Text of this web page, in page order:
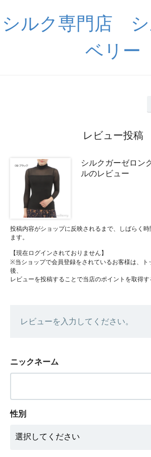
シルク専門店
ベリー
レビュー投稿
シルクガーゼロン
ルのレビュー
投稿内容がショップに反映されるまで、しばらく
ます。
【現在ログインされておりません】
※当ショップで会員登録をされているお客様は、ト
後、
レビューを投稿することで当店のポイントを取得す
レビューを入力してください。
ニックネーム
性別